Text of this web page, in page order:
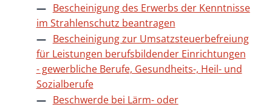
Bescheinigung des Erwerbs der Kenntnisse
im Strahlenschutz beantragen
Bescheinigung zur Umsatzsteuerbefreiung
für Leistungen berufsbildender Einrichtungen
- gewerbliche Berufe, Gesundheits-, Heil- und
Sozialberufe
Beschwerde bei Lärm- oder